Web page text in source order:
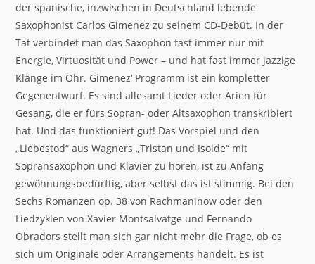
der spanische, inzwischen in Deutschland lebende
Saxophonist Carlos Gimenez zu seinem CD-Debüt. In der
Tat verbindet man das Saxophon fast immer nur mit
Energie, Virtuosität und Power – und hat fast immer jazzige
Klänge im Ohr. Gimenez‘ Programm ist ein kompletter
Gegenentwurf. Es sind allesamt Lieder oder Arien für
Gesang, die er fürs Sopran- oder Altsaxophon transkribiert
hat. Und das funktioniert gut! Das Vorspiel und den
„Liebestod“ aus Wagners „Tristan und Isolde“ mit
Sopransaxophon und Klavier zu hören, ist zu Anfang
gewöhnungsbedürftig, aber selbst das ist stimmig. Bei den
Sechs Romanzen op. 38 von Rachmaninow oder den
Liedzyklen von Xavier Montsalvatge und Fernando
Obradors stellt man sich gar nicht mehr die Frage, ob es
sich um Originale oder Arrangements handelt. Es ist